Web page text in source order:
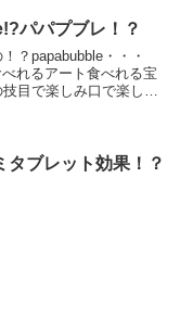
パパプブレ！？
？papabubble・・・
れるアート食べれる宝
目で楽しみ口で楽しみ
！...
タブレット効果！？